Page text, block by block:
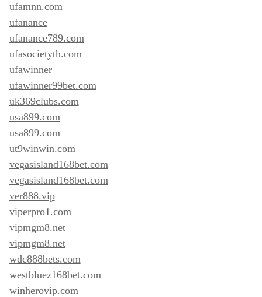
ufamnn.com
ufanance
ufanance789.com
ufasocietyth.com
ufawinner
ufawinner99bet.com
uk369clubs.com
usa899.com
usa899.com
ut9winwin.com
vegasisland168bet.com
vegasisland168bet.com
ver888.vip
viperpro1.com
vipmgm8.net
vipmgm8.net
wdc888bets.com
westbluez168bet.com
winherovip.com